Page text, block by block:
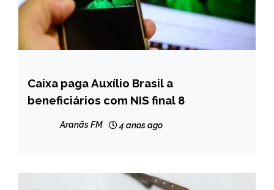
BRASIL
NOTÍCIAS
Caixa paga Auxílio Brasil a
beneficiários com NIS final 8
Aranãs FM 4 anos ago